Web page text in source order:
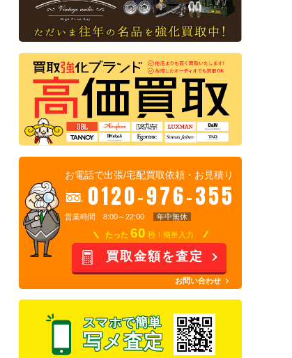
お電話で出張/宅配買取依頼・お見積り
0120-976-355
営業時間 8:00～22:00 年中無休
たった 60 秒！簡単入力
買取金額を査定
お問い合わせ
スマホで簡単
写メ査定